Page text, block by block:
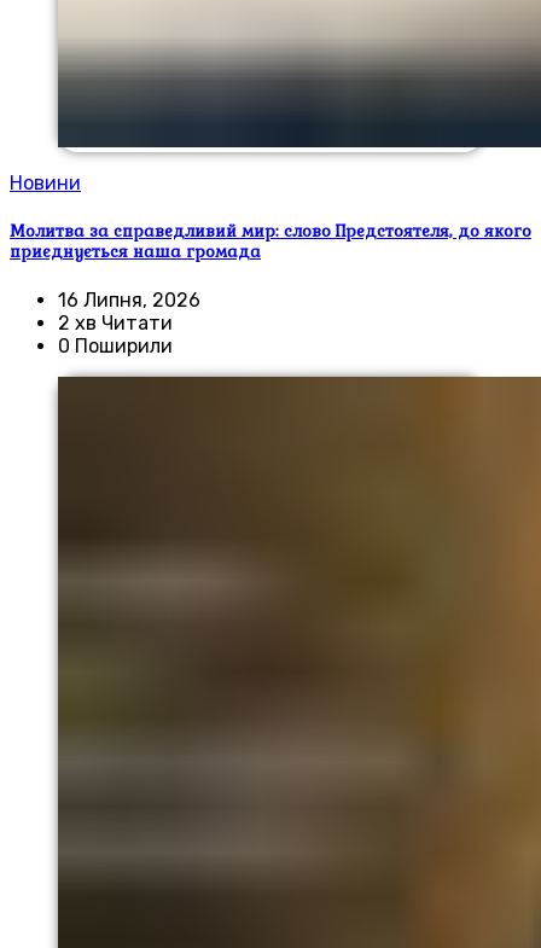
Новини
Молитва за справедливий мир: слово Предстоятеля, до якого
приєднується наша громада
16 Липня, 2026
2 хв Читати
0 Поширили